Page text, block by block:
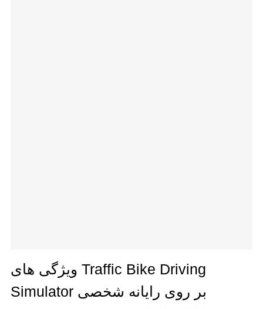
ویژگی های Traffic Bike Driving
Simulator بر روی رایانه شخصی